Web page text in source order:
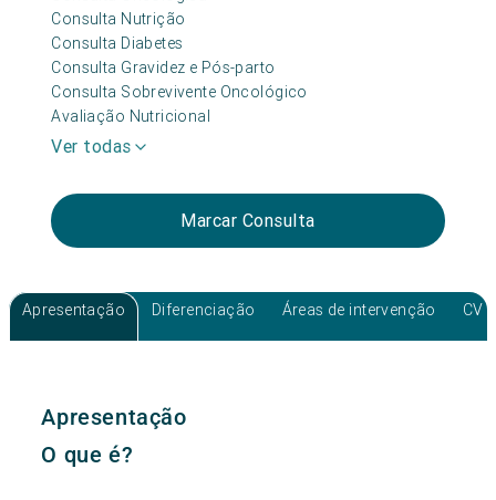
Consulta Nutrição
Consulta Diabetes
Consulta Gravidez e Pós-parto
Consulta Sobrevivente Oncológico
Avaliação Nutricional
Ver todas
Marcar Consulta
Apresentação Diferenciação Áreas de intervenção CV
Apresentação
O que é?